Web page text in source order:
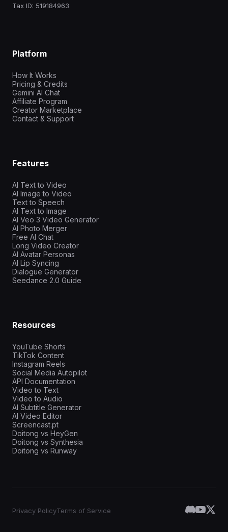
Tax ID: 519184963
Platform
How It Works
Pricing & Credits
Gemini AI Chat
Affiliate Program
Creator Marketplace
Contact & Support
Features
AI Text to Video
AI Image to Video
Text to Speech
AI Text to Image
AI Veo 3 Video Generator
AI Photo Merger
Free AI Chat
Long Video Creator
AI Avatar Personas
AI Lip Syncing
Dialogue Generator
Seedance 2.0 Guide
Resources
YouTube Shorts
TikTok Content
Instagram Reels
Social Media Autopilot
API Documentation
Video to Text
Video to Audio
AI Subtitle Generator
AI Video Editor
Screencast.pt
Doitong vs HeyGen
Doitong vs Synthesia
Doitong vs Runway
Privacy PolicyTerms of Service